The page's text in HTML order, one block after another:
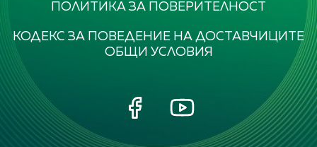
ПОЛИТИКА ЗА ПОВЕРИТЕЛНОСТ
КОДЕКС ЗА ПОВЕДЕНИЕ НА ДОСТАВЧИЦИТЕ
ОБЩИ УСЛОВИЯ